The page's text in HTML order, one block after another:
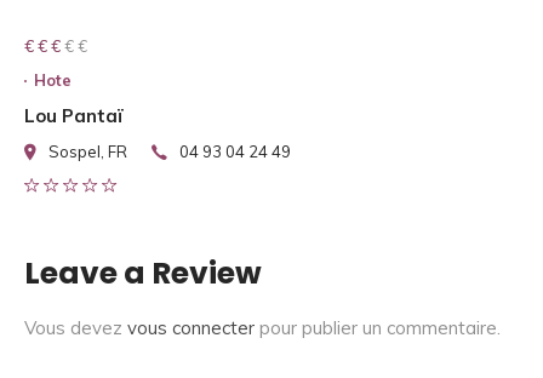
€ € € € €
€ € €
Hote
Lou Pantaï
Sospel, FR 04 93 04 24 49
Leave a Review
Vous devez vous connecter pour publier un commentaire.